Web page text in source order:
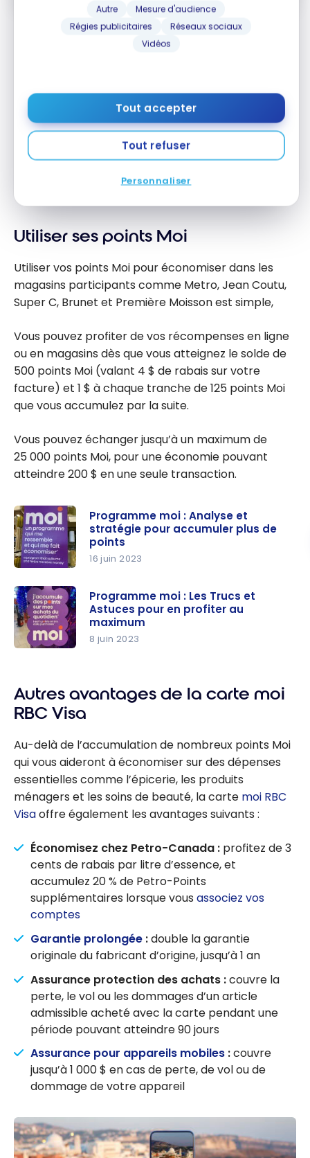
Autre
Mesure d'audience
Régies publicitaires
Réseaux sociaux
Vidéos
Tout accepter
Tout refuser
Personnaliser
Puisque les points Moi ont une valeur de 0,8 cent
chacun, 2 points valent 1,6 cent. Cela signifie
ces catégories bonifiées.
En fait, même le taux d’accumulation de base de 1
point Moi par dollar dépensé vous procure une
dépensez avec la carte.
Utiliser ses points Moi
Utiliser vos points Moi pour économiser dans les
magasins participants comme Metro, Jean Coutu,
Super C, Brunet et Première Moisson est simple,
Vous pouvez profiter de vos récompenses en ligne
ou en magasins dès que vous atteignez le solde de
500 points Moi (valant 4 $ de rabais sur votre
facture) et 1 $ à chaque tranche de 125 points Moi
que vous accumulez par la suite.
Vous pouvez échanger jusqu’à un maximum de
25 000 points Moi, pour une économie pouvant
atteindre 200 $ en une seule transaction.
e moi :
Analyse et
stratégie
pour
points
Programme moi : Analyse et
stratégie pour accumuler plus de
points
16 juin 2023
Trucs et
Astuces
profiter au
maximum
Programme moi : Les Trucs et
Astuces pour en profiter au
maximum
8 juin 2023
Autres avantages de la carte moi
RBC Visa
Au-delà de l’accumulation de nombreux points Moi
qui vous aideront à économiser sur des dépenses
essentielles comme l’épicerie, les produits
ménagers et les soins de beauté, la carte moi RBC
Visaoffre également les avantages suivants :
Économisez chez Petro-Canada : profitez de 3
cents de rabais par litre d’essence, et
accumulez 20 % de Petro-Points
supplémentaires lorsque vous associez vos
comptes
Garantie prolongée :double la garantie
originale du fabricant d’origine, jusqu’à 1 an
Assurance protection des achats :couvre la
perte, le vol ou les dommages d’un article
admissible acheté avec la carte pendant une
période pouvant atteindre 90 jours
Assurance pour appareils mobiles :couvre
jusqu’à 1 000 $ en cas de perte, de vol ou de
dommage de votre appareil